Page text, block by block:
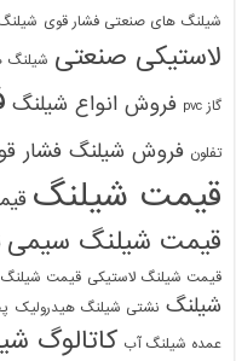
شیلنگ های صنعتی فشار قوی
لاستیکی صنعتی شیلنگ
گاز pvc فروش انواع شیلنگ
تفلون فروش شیلنگ فشار
قیمت شیلنگ
قیمت شیلنگ سیمی
قیمت شیلنگ لاستیکی قیمت
شیلنگ نشتی شیلنگ هیدرولیک
عمده شیلنگ آب کاتالوگ